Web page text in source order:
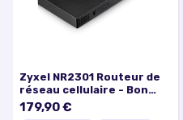
Zyxel NR2301 Routeur de
réseau cellulaire - Bon
état
179,90 €